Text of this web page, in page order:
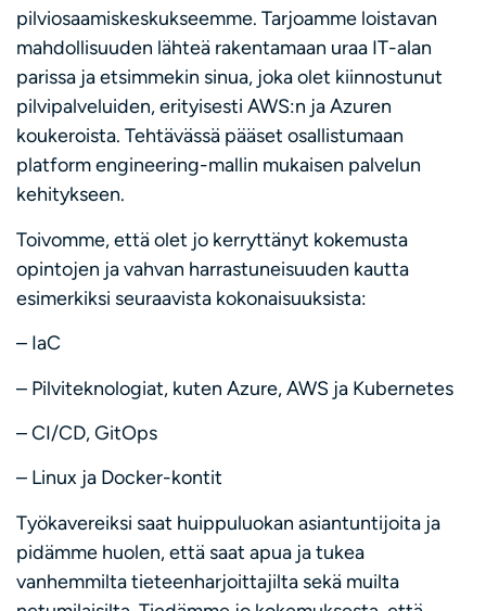
pilviosaamiskeskukseemme. Tarjoamme loistavan
mahdollisuuden lähteä rakentamaan uraa IT-alan
parissa ja etsimmekin sinua, joka olet kiinnostunut
pilvipalveluiden, erityisesti AWS:n ja Azuren
koukeroista. Tehtävässä pääset osallistumaan
platform engineering-mallin mukaisen palvelun
kehitykseen.
Toivomme, että olet jo kerryttänyt kokemusta
opintojen ja vahvan harrastuneisuuden kautta
esimerkiksi seuraavista kokonaisuuksista:
– IaC
– Pilviteknologiat, kuten Azure, AWS ja Kubernetes
– CI/CD, GitOps
– Linux ja Docker-kontit
Työkavereiksi saat huippuluokan asiantuntijoita ja
pidämme huolen, että saat apua ja tukea
vanhemmilta tieteenharjoittajilta sekä muilta